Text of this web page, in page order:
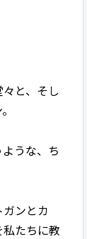
と、そし
うな、ち
ンとカ
たちに教